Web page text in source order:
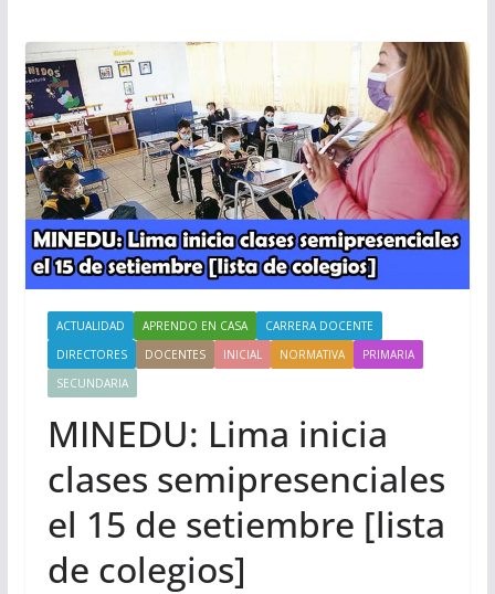
ACTUALIDAD APRENDO EN CASA
CARRERA DOCENTE
DIRECTORES
DOCENTES INICIAL NORMATIVA
PRIMARIA
SECUNDARIA
MINEDU: Lima inicia
clases semipresenciales
el 15 de setiembre [lista
de colegios]